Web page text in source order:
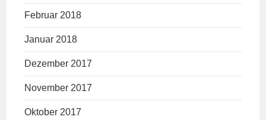
Februar 2018
Januar 2018
Dezember 2017
November 2017
Oktober 2017